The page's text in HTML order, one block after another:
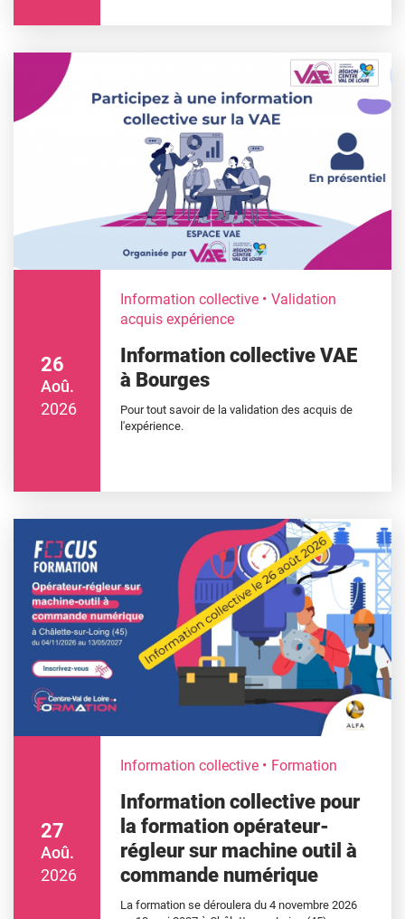
26
Aoû.
2026
Information collective
Validation
acquis expérience
Information collective VAE
à Bourges
Pour tout savoir de la validation des acquis de
l'expérience.
27
Aoû.
2026
Information collective Formation
Information collective pour
la formation opérateur-
régleur sur machine outil à
commande numérique
La formation se déroulera du 4 novembre 2026